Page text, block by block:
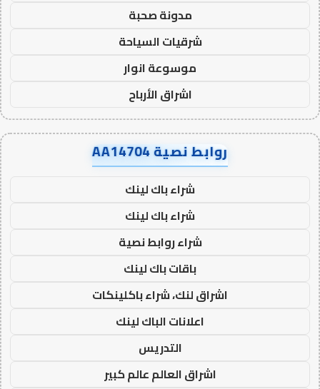
مدونة صحبة
شرقيات السياحة
موسوعة انوار
اشراق الأرباح
روابط نصية AA14704
شراء باك لينك
شراء باك لينك
شراء روابط نصية
باقات باك لينك
اشراق لنك، شراء باكلينكات
اعلانات الباك لينك
التدريس
اشراق العالم عالم كبير